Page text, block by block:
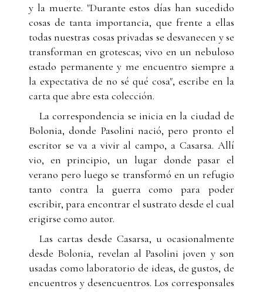
y la muerte. "Durante estos días han sucedido
cosas de tanta importancia, que frente a ellas
todas nuestras cosas privadas se desvanecen y se
transforman en grotescas; vivo en un nebuloso
estado permanente y me encuentro siempre a
la expectativa de no sé qué cosa", escribe en la
carta que abre esta colección.
La correspondencia se inicia en la ciudad de
Bolonia, donde Pasolini nació, pero pronto el
escritor se va a vivir al campo, a Casarsa. Allí
vio, en principio, un lugar donde pasar el
verano pero luego se transformó en un refugio
tanto contra la guerra como para poder
escribir, para encontrar el sustrato desde el cual
erigirse como autor.
Las cartas desde Casarsa, u ocasionalmente
desde Bolonia, revelan al Pasolini joven y son
usadas como laboratorio de ideas, de gustos, de
encuentros y desencuentros. Los corresponsales